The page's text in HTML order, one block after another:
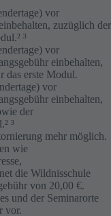
vor
zuzüglich der
³
vor
einbehalten,
das erste Modul.
vor
einbehalten,
der
³
mehr möglich.
wie
die Wildnisschule
von 20,00 €.
und der Seminarorte
vor.